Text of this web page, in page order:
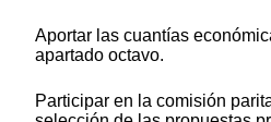
Aportar las cuantías
apartado octavo.
Participar en la comisión